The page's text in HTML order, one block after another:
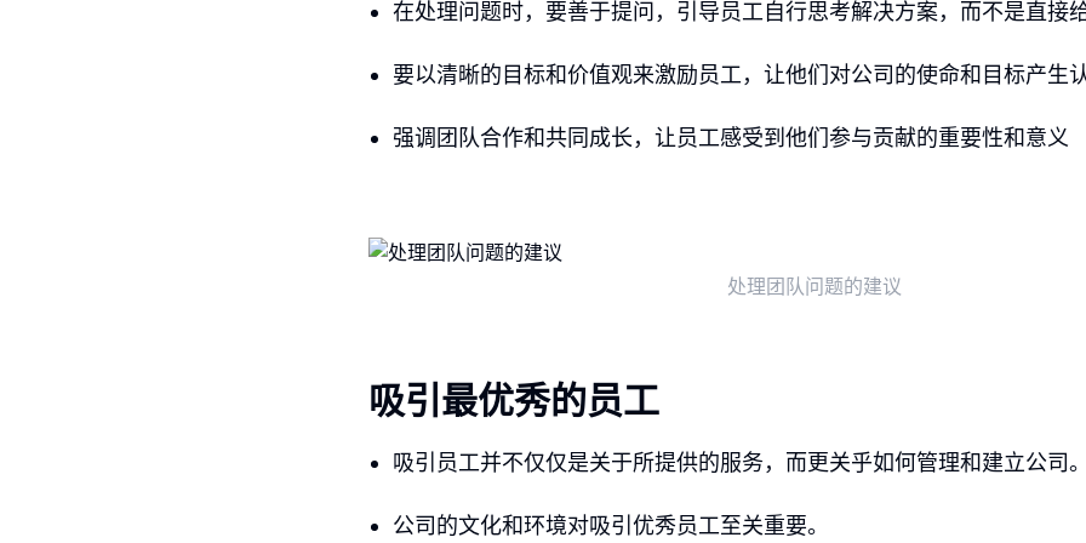
在处理问题时，要善于提问，引导员工自行思考解决方案，而不是直接
要以清晰的目标和价值观来激励员工，让他们对公司的使命和目标产生
强调团队合作和共同成长，让员工感受到他们参与贡献的重要性和意义
处理团队问题的建议
吸引最优秀的员工
吸引员工并不仅仅是关于所提供的服务，而更关乎如何管理和建立公司。
公司的文化和环境对吸引优秀员工至关重要。